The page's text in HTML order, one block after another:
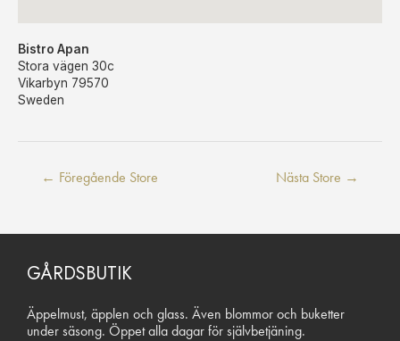
Bistro Apan
Stora vägen 30c
Vikarbyn 79570
Sweden
← Föregående Store Nästa Store →
GÅRDSBUTIK
Äppelmust, äpplen och glass. Även blommor och buketter
under säsong. Öppet alla dagar för självbetjäning.